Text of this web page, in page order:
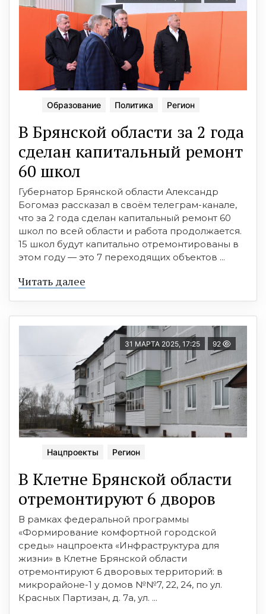
Образование Политика Регион
В Брянской области за 2 года
сделан капитальный ремонт
60 школ
Губернатор Брянской области Александр
Богомаз рассказал в своём телеграм-канале,
что за 2 года сделан капитальный ремонт 60
школ по всей области и работа продолжается.
15 школ будут капитально отремонтированы в
этом году — это 7 переходящих объектов ...
Читать далее
31 МАРТА 2025, 17:25 92
Нацпроекты Регион
В Клетне Брянской области
отремонтируют 6 дворов
В рамках федеральной программы
«Формирование комфортной городской
среды» нацпроекта «Инфраструктура для
жизни» в Клетне Брянской области
отремонтируют 6 дворовых территорий: в
микрорайоне-1 у домов №№7, 22, 24, по ул.
Красных Партизан, д. 7а, ул. ...